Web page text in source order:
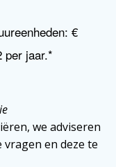
€
per jaar.*
we adviseren
en deze te